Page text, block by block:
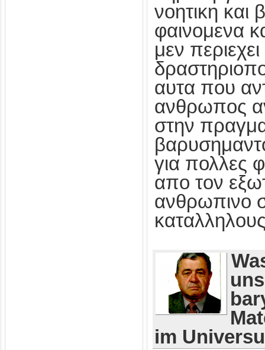
νοητικη και
φαινομενα
μεν
αυτα που
ανθρωπος
στην
για πολλες
απο τον
ανθρωπινο
im